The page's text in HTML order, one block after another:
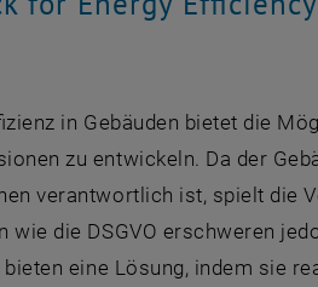
in Gebäuden bietet die
zu entwickeln. Da der
verantwortlich ist, spielt die
die DSGVO erschweren
eine Lösung, indem sie